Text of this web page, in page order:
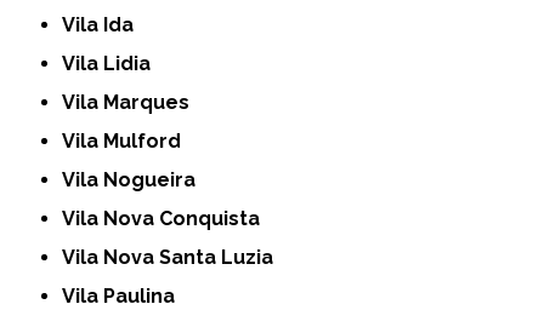
Vila Ida
Vila Lidia
Vila Marques
Vila Mulford
Vila Nogueira
Vila Nova Conquista
Vila Nova Santa Luzia
Vila Paulina